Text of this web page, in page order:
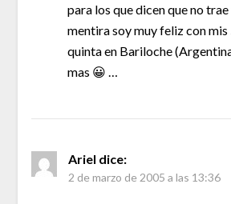
para los que dicen que no
mentira soy muy feliz con mis
quinta en Bariloche
mas 😀 …
Ariel dice:
2 de marzo de 2005 a las 13:36